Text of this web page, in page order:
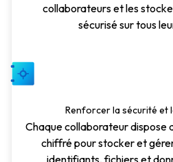
collaborateurs et les
sécurisé sur tous
Renforcer la sécurité et
Chaque collaborateur
chiffré pour stocker et
identifiants, fichiers et